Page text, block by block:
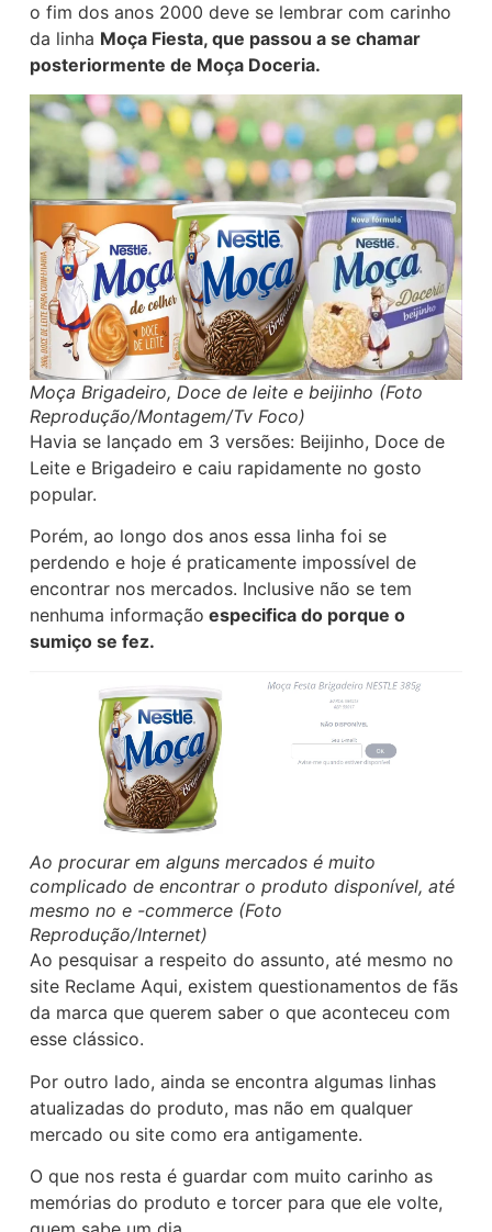
o fim dos anos 2000 deve se lembrar com carinho
da linha Moça Fiesta, que passou a se chamar
posteriormente de Moça Doceria.
Moça Brigadeiro, Doce de leite e beijinho (Foto
Reprodução/Montagem/Tv Foco)
Havia se lançado em 3 versões: Beijinho, Doce de
Leite e Brigadeiro e caiu rapidamente no gosto
popular.
Porém, ao longo dos anos essa linha foi se
perdendo e hoje é praticamente impossível de
encontrar nos mercados. Inclusive não se tem
nenhuma informação especifica do porque o
sumiço se fez.
Ao procurar em alguns mercados é muito
complicado de encontrar o produto disponível, até
mesmo no e -commerce (Foto
Reprodução/Internet)
Ao pesquisar a respeito do assunto, até mesmo no
site Reclame Aqui, existem questionamentos de fãs
da marca que querem saber o que aconteceu com
esse clássico.
Por outro lado, ainda se encontra algumas linhas
atualizadas do produto, mas não em qualquer
mercado ou site como era antigamente.
O que nos resta é guardar com muito carinho as
memórias do produto e torcer para que ele volte,